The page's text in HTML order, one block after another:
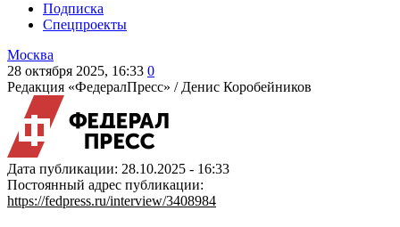
Подписка
Спецпроекты
Москва
28 октября 2025, 16:33 0
Редакция «ФедералПресс» / Денис Коробейников
Дата публикации: 28.10.2025 - 16:33
Постоянный адрес публикации:
https://fedpress.ru/interview/3408984